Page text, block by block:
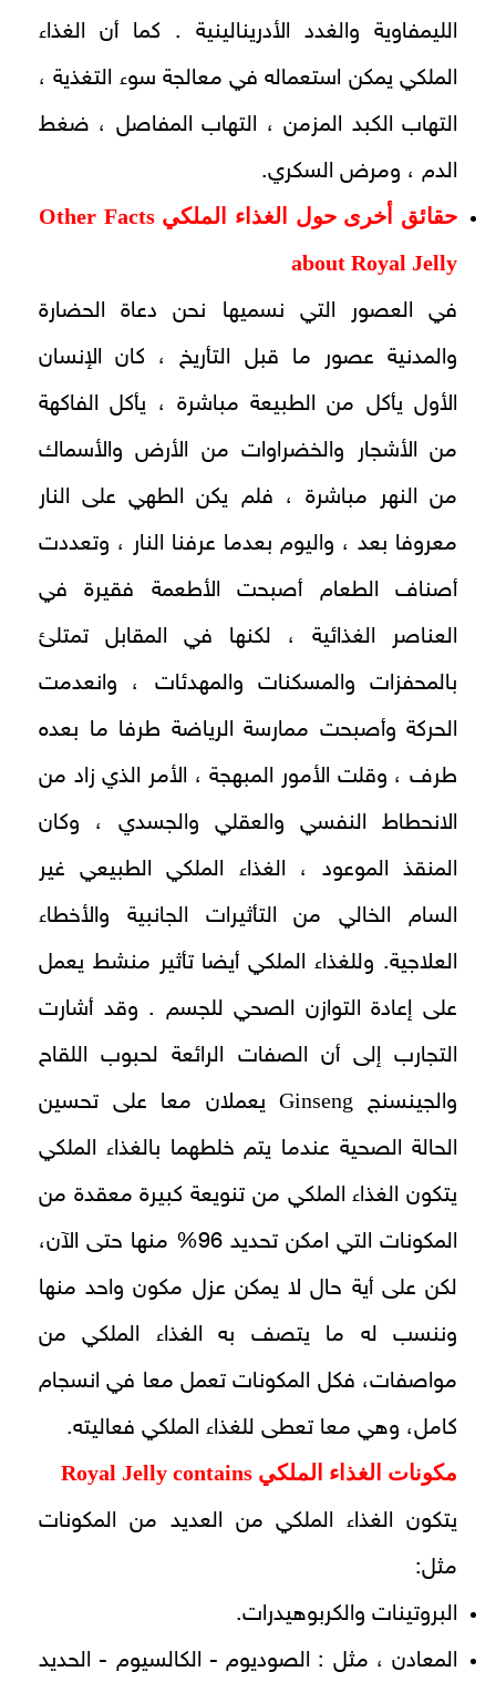
الليمفاوية والغدد الأدرينالينية . كما أن الغذاء
الملكي يمكن استعماله في معالجة سوء التغذية ،
التهاب الكبد المزمن ، التهاب المفاصل ، ضغط
الدم ، ومرض السكري.
حقائق أخرى حول الغذاء الملكيOther Facts
about Royal Jelly
في العصور التي نسميها نحن دعاة الحضارة
والمدنية عصور ما قبل التأريخ ، كان الإنسان
الأول يأكل من الطبيعة مباشرة ، يأكل الفاكهة
من الأشجار والخضراوات من الأرض والأسماك
من النهر مباشرة ، فلم يكن الطهي على النار
معروفا بعد ، واليوم بعدما عرفنا النار ، وتعددت
أصناف الطعام أصبحت الأطعمة فقيرة في
العناصر الغذائية ، لكنها في المقابل تمتلئ
بالمحفزات والمسكنات والمهدئات ، وانعدمت
الحركة وأصبحت ممارسة الرياضة طرفا ما بعده
طرف ، وقلت الأمور المبهجة ، الأمر الذي زاد من
الانحطاط النفسي والعقلي والجسدي ، وكان
المنقذ الموعود ، الغذاء الملكي الطبيعي غير
السام الخالي من التأثيرات الجانبية والأخطاء
العلاجية. وللغذاء الملكي أيضا تأثير منشط يعمل
على إعادة التوازن الصحي للجسم . وقد أشارت
التجارب إلى أن الصفات الرائعة لحبوب اللقاح
والجينسنج
Ginsengيعملان معا على تحسين
الحالة الصحية عندما يتم خلطهما بالغذاء الملكي
يتكون الغذاء الملكي من تنويعة كبيرة معقدة من
المكونات التي امكن تحديد 96% منها حتى الآن،
لكن على أية حال لا يمكن عزل مكون واحد منها
وننسب له ما يتصف به الغذاء الملكي من
مواصفات، فكل المكونات تعمل معا في انسجام
كامل، وهي معا تعطى للغذاء الملكي فعاليته.
مكونات الغذاء الملكي Royal Jelly contains
يتكون الغذاء الملكي من العديد من المكونات
مثل:
البروتينات والكربوهيدرات.
المعادن ، مثل : الصوديوم - الكالسيوم - الحديد